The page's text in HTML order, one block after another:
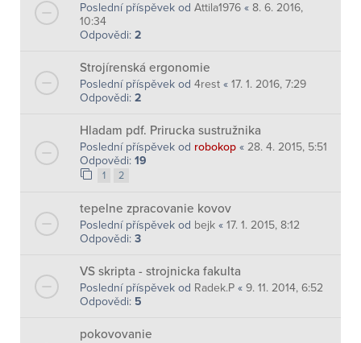
Poslední příspěvek od Attila1976 « 8. 6. 2016,
10:34
Odpovědi: 2
Strojírenská ergonomie
Poslední příspěvek od 4rest « 17. 1. 2016, 7:29
Odpovědi: 2
Hladam pdf. Prirucka sustružnika
Poslední příspěvek od robokop « 28. 4. 2015, 5:51
Odpovědi: 19
1 2
tepelne zpracovanie kovov
Poslední příspěvek od bejk « 17. 1. 2015, 8:12
Odpovědi: 3
VS skripta - strojnicka fakulta
Poslední příspěvek od Radek.P « 9. 11. 2014, 6:52
Odpovědi: 5
pokovovanie